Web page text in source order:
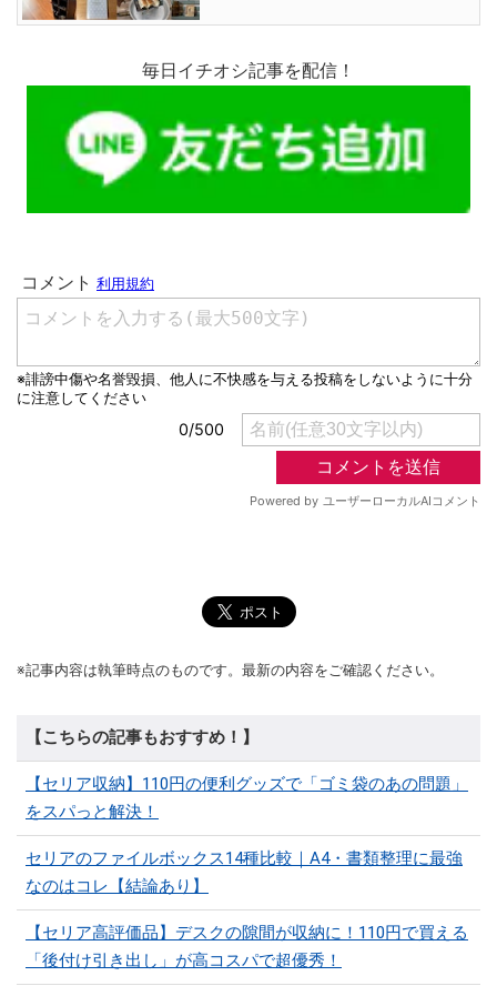
毎日イチオシ記事を配信！
※記事内容は執筆時点のものです。最新の内容をご確認ください。
【こちらの記事もおすすめ！】
【セリア収納】110円の便利グッズで「ゴミ袋のあの問題」
をスパっと解決！
セリアのファイルボックス14種比較｜A4・書類整理に最強
なのはコレ【結論あり】
【セリア高評価品】デスクの隙間が収納に！110円で買える
「後付け引き出し」が高コスパで超優秀！